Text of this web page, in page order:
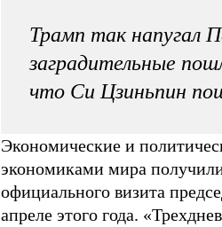
Трамп так напугал
заградительные
что Си Цзиньпин
Экономические и
экономиками мира
официального визита
апреле этого года.